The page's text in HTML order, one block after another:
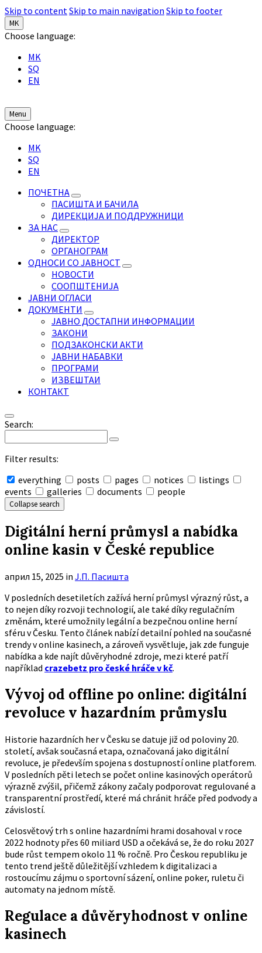
Skip to contentSkip to main navigation Skip to footer
MK
Choose language:
MK
SQ
EN
Menu
Choose language:
MK
SQ
EN
ПОЧЕТНА
ПАСИШТА И БАЧИЛА
ДИРЕКЦИЈА И ПОДДРУЖНИЦИ
ЗА НАС
ДИРЕКТОР
ОРГАНОГРАМ
ОДНОСИ СО ЈАВНОСТ
НОВОСТИ
СООПШТЕНИЈА
ЈАВНИ ОГЛАСИ
ДОКУМЕНТИ
ЈАВНО ДОСТАПНИ ИНФОРМАЦИИ
ЗАКОНИ
ПОДЗАКОНСКИ АКТИ
ЈАВНИ НАБАВКИ
ПРОГРАМИ
ИЗВЕШТАИ
КОНТАКТ
Search:
Filter results:
everything
posts pages notices
listings
events
galleries documents people
Collapse search
Digitální herní průmysl a nabídka
online kasin v České republice
април 15, 2025 in Ј.П. Пасишта
V posledních desetiletích zažívá herní průmysl výrazný růst, a
to nejen díky rozvoji technologií, ale také díky regulačním
změnám, které umožnily legální a bezpečnou online herní
sféru v Česku. Tento článek nabízí detailní pohled na současné
trendy v online kasinech, a zároveň vysvětluje, jak zde funguje
nabídka a kde najít důvěryhodné zdroje, mezi které patří
například crazebetz pro české hráče v kč.
Vývoj od offline po online: digitální
revoluce v hazardním průmyslu
Historie hazardních her v Česku se datuje již od poloviny 20.
století, avšak současná etapa, označovaná jako digitální
revoluce, je především spojena s dostupností online platforem.
V posledních pěti letech se počet online kasinových operátorů
výrazně zvýšil, přičemž zákony začaly podporovat regulované a
transparentní prostředí, které má chránit hráče před podvody a
závislostí.
Celosvětový trh s online hazardními hrami dosahoval v roce
2022 hodnoty přes 60 miliard USD a očekává se, že do roku 2027
bude růst tempem okolo 11 % ročně. Pro Českou republiku je
tento trend ještě důležitější vzhledem k digitalizaci a
rostoucímu zájmu o sportovní sázení, online poker, ruletu či
automaty na jednom místě.
Regulace a důvěryhodnost v online
kasinech